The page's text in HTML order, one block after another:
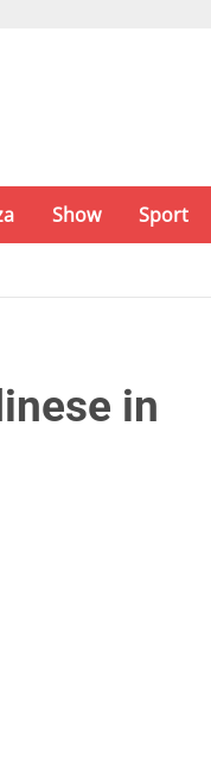
Show Sport
in